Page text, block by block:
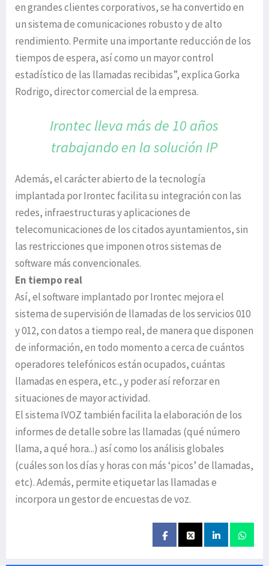
en grandes clientes corporativos, se ha convertido en
un sistema de comunicaciones robusto y de alto
rendimiento. Permite una importante reducción de los
tiempos de espera, así como un mayor control
estadístico de las llamadas recibidas”, explica Gorka
Rodrigo, director comercial de la empresa.
Irontec lleva más de 10 años
trabajando en la solución IP
Además, el carácter abierto de la tecnología
implantada por Irontec facilita su integración con las
redes, infraestructuras y aplicaciones de
telecomunicaciones de los citados ayuntamientos, sin
las restricciones que imponen otros sistemas de
software más convencionales.
En tiempo real
Así, el software implantado por Irontec mejora el
sistema de supervisión de llamadas de los servicios 010
y 012, con datos a tiempo real, de manera que disponen
de información, en todo momento a cerca de cuántos
operadores telefónicos están ocupados, cuántas
llamadas en espera, etc., y poder así reforzar en
situaciones de mayor actividad.
El sistema IVOZ también facilita la elaboración de los
informes de detalle sobre las llamadas (qué número
llama, a qué hora...) así como los análisis globales
(cuáles son los días y horas con más ‘picos’ de llamadas,
etc). Además, permite etiquetar las llamadas e
incorpora un gestor de encuestas de voz.